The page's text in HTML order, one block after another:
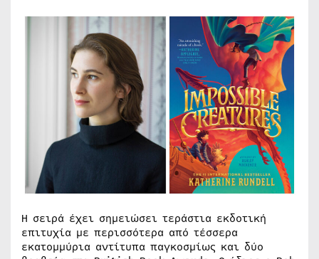
Η σειρά έχει σημειώσει τεράστια εκδοτική
επιτυχία με περισσότερα από τέσσερα
εκατομμύρια αντίτυπα παγκοσμίως και δύο